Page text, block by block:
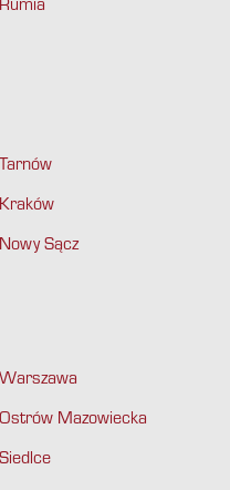
Sącz
Mazowiecka